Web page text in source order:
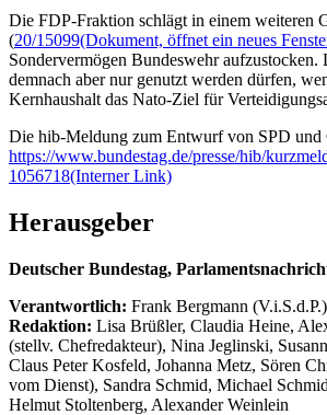
Die FDP-Fraktion schlägt in einem weiteren
(20/15099(Dokument, öffnet ein neues
Sondervermögen Bundeswehr
demnach aber nur genutzt werden dürfen,
Kernhaushalt das Nato-Ziel für
Die hib-Meldung zum Entwurf von SPD
https://www.bundestag.de/presse/hib/
1056718(Interner Link)
Herausgeber
Deutscher Bundestag,
Verantwortlich: Frank Bergmann (V.i.S.d.P.)
Redaktion: Lisa Brüßler, Claudia Heine,
(stellv. Chefredakteur), Nina Jeglinski,
Claus Peter Kosfeld, Johanna Metz, Sören
vom Dienst), Sandra Schmid, Michael
Helmut Stoltenberg, Alexander Weinlein